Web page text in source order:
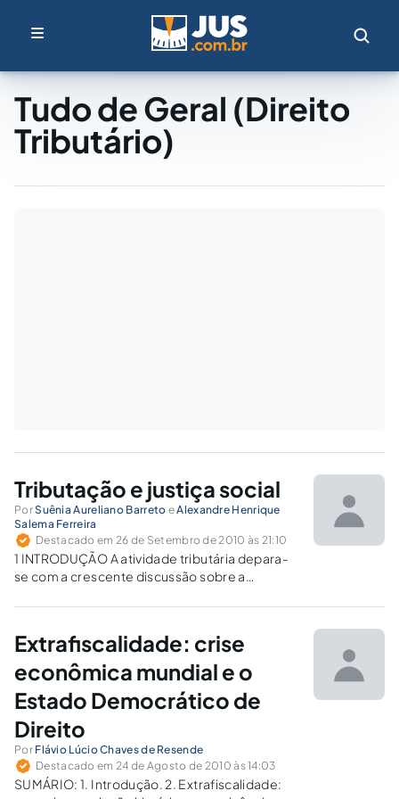
Tudo de Geral (Direito
Tributário)
Tributação e justiça social
PorSuênia Aureliano Barreto eAlexandre Henrique
Salema Ferreira
Destacado em 26 de Setembro de 2010 às 21:10
1 INTRODUÇÃO A atividade tributária depara-
se com a crescente discussão sobre a
disponibilidades financeiras necessárias à
humano. Neste particular, a política tributária
brasileira é singular e merecedora de atenção,
…
Extrafiscalidade: crise
econômica mundial e o
Estado Democrático de
Direito
Por Flávio Lúcio Chaves de Resende
Destacado em 24 de Agosto de 2010 às 14:03
SUMÁRIO: 1. Introdução. 2. Extrafiscalidade: